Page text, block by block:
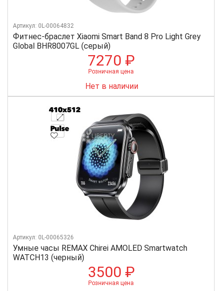
Фитнес-браслет Xiaomi Smart Band 8 Pro Light Grey
Global BHR8007GL (серый)
Артикул: 0L-00064832
7270 ₽
Розничная цена
Нет в наличии
Умные часы REMAX Chirei AMOLED Smartwatch
WATCH13 (черный)
Артикул: 0L-00065326
3500 ₽
Розничная цена